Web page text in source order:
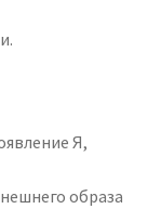
Я,
образа